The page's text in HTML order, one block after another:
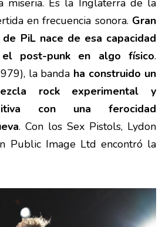
miseria. Es la Inglaterra de la
en frecuencia sonora. Gran
PiL nace de esa capacidad
post-punk en algo físico.
la banda ha construido un
rock experimental y
con una ferocidad
. Con los Sex Pistols, Lydon
Public Image Ltd encontró la